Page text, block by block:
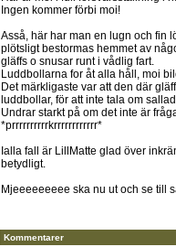
Ingen kommer förbi moi!
Asså, här har man en lugn och fin
plötsligt bestormas hemmet av
gläffs o snusar runt i vådlig fart.
Luddbollarna for åt alla håll, moi
Det märkligaste var att den där
luddbollar, för att inte tala om
Undrar starkt på om det inte är
*prrrrrrrrrrkrrrrrrrrrrrr*
Ialla fall är LillMatte glad över
betydligt.
Mjeeeeeeeee ska nu ut och se till
Kommentarer